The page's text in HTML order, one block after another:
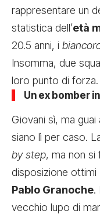
rappresentare un
statistica dell’età
20.5 anni, i
Insomma, due
loro punto di forza.
Un ex bomber
Giovani sì, ma
siano lì per caso.
by step, ma non si
disposizione ottimi
Pablo Granoche.
vecchio lupo di